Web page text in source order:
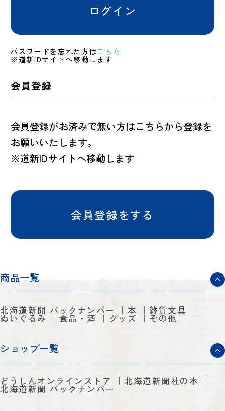
ログイン
パスワードを忘れた方はこちら
※道新IDサイトへ移動します
会員登録
会員登録がお済みで無い方はこちらから登録を
お願いいたします。
※道新IDサイトへ移動します
会員登録をする
商品一覧
北海道新聞 バックナンバー 本 雑貨文具
ぬいぐるみ 食品・酒 グッズ その他
ショップ一覧
どうしんオンラインストア 北海道新聞社の本
北海道新聞 バックナンバー